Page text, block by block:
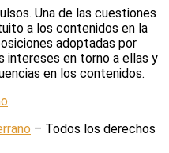
Una de las cuestiones
a los contenidos en la
adoptadas por
en torno a ellas y
en los contenidos.
– Todos los derechos